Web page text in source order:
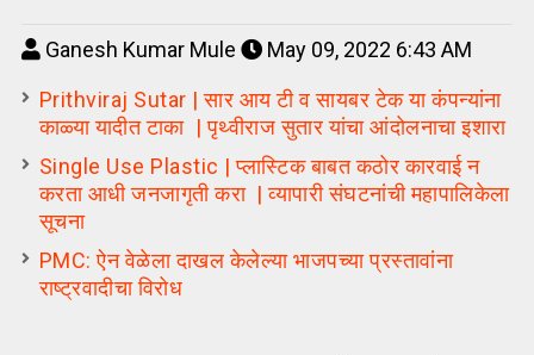
Ganesh Kumar Mule
May 09, 2022 6:43 AM
Prithviraj Sutar | सार आय टी व सायबर टेक या कंपन्यांना
काळ्या यादीत टाका | पृथ्वीराज सुतार यांचा आंदोलनाचा इशारा
Single Use Plastic | प्लास्टिक बाबत कठोर कारवाई न
करता आधी जनजागृती करा | व्यापारी संघटनांची महापालिकेला
सूचना
PMC: ऐन वेळेला दाखल केलेल्या भाजपच्या प्रस्तावांना
राष्ट्रवादीचा विरोध